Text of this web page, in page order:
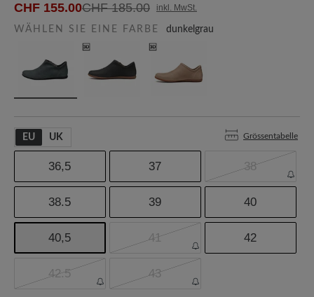
CHF 155.00CHF 185.00 inkl. MwSt.
WÄHLEN SIE EINE FARBE dunkelgrau
EU UK Grössentabelle
36,5 37 38
38.5 39 40
40,5 41 42
42.5 43